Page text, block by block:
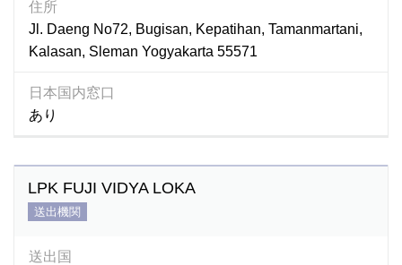
住所
Jl. Daeng No72, Bugisan, Kepatihan, Tamanmartani,
Kalasan, Sleman Yogyakarta 55571
日本国内窓口
あり
LPK FUJI VIDYA LOKA
送出機関
送出国